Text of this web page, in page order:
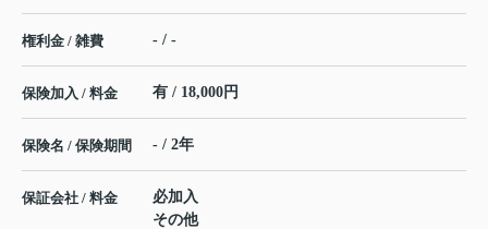
権利金 / 雑費 - / -
保険加入 / 料金 有 / 18,000円
保険名 / 保険期間 - / 2年
保証会社 / 料金
必加入
その他